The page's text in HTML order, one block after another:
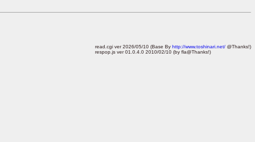
read.cgi ver 2026/05/10 (Base By http://www.toshinari.net/ @Thanks!)
respop.js ver 01.0.4.0 2010/02/10 (by fla@Thanks!)